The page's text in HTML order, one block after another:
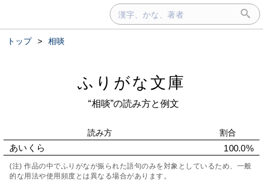
トップ > 相啖
ふりがな文庫
“相啖”の読み方と例文
読み方 割合
あいくら 100.0%
(注) 作品の中でふりがなが振られた語句のみを対象としているため、一般
的な用法や使用頻度とは異なる場合があります。